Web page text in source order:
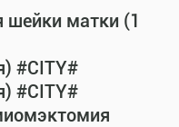
шейки матки (1
#CITY#
#CITY#